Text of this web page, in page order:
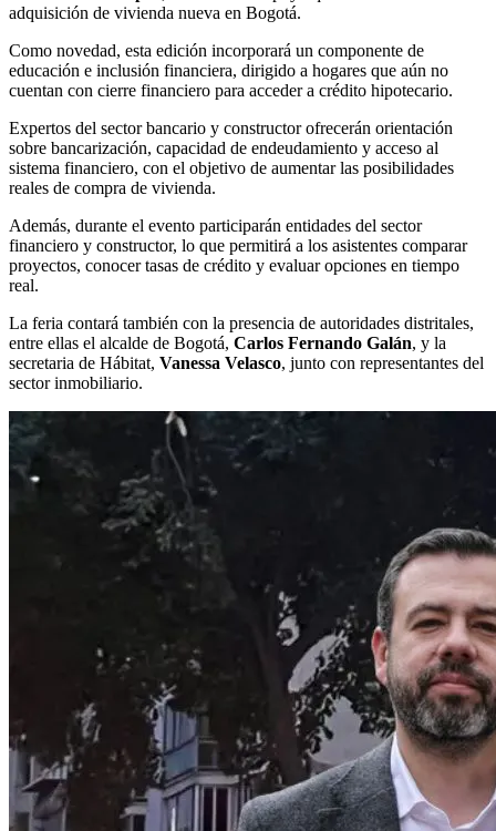
adquisición de vivienda nueva en Bogotá.
Como novedad, esta edición incorporará un componente de
educación e inclusión financiera, dirigido a hogares que aún no
cuentan con cierre financiero para acceder a crédito hipotecario.
Expertos del sector bancario y constructor ofrecerán orientación
sobre bancarización, capacidad de endeudamiento y acceso al
sistema financiero, con el objetivo de aumentar las posibilidades
reales de compra de vivienda.
Además, durante el evento participarán entidades del sector
financiero y constructor, lo que permitirá a los asistentes comparar
proyectos, conocer tasas de crédito y evaluar opciones en tiempo
real.
La feria contará también con la presencia de autoridades distritales,
entre ellas el alcalde de Bogotá, Carlos Fernando Galán, y la
secretaria de Hábitat, Vanessa Velasco, junto con representantes del
sector inmobiliario.